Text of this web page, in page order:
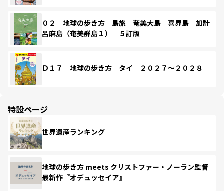
０２ 地球の歩き方 島旅 奄美大島 喜界島 加計
呂麻島（奄美群島１） ５訂版
Ｄ１７ 地球の歩き方 タイ ２０２７～２０２８
特設ページ
世界遺産ランキング
地球の歩き方 meets クリストファー・ノーラン監督
最新作『オデュッセイア』